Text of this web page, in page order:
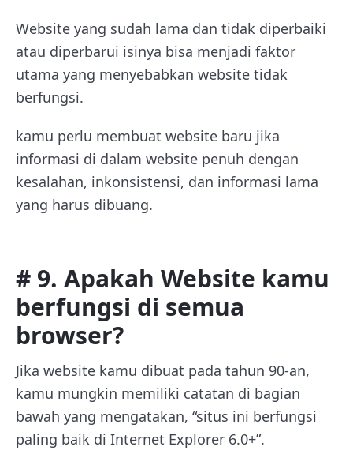
Website yang sudah lama dan tidak diperbaiki
atau diperbarui isinya bisa menjadi faktor
utama yang menyebabkan website tidak
berfungsi.
kamu perlu membuat website baru jika
informasi di dalam website penuh dengan
kesalahan, inkonsistensi, dan informasi lama
yang harus dibuang.
# 9. Apakah Website kamu
berfungsi di semua
browser?
Jika website kamu dibuat pada tahun 90-an,
kamu mungkin memiliki catatan di bagian
bawah yang mengatakan, “situs ini berfungsi
paling baik di Internet Explorer 6.0+”.